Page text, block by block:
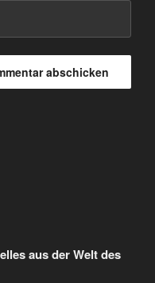
aus der Welt des